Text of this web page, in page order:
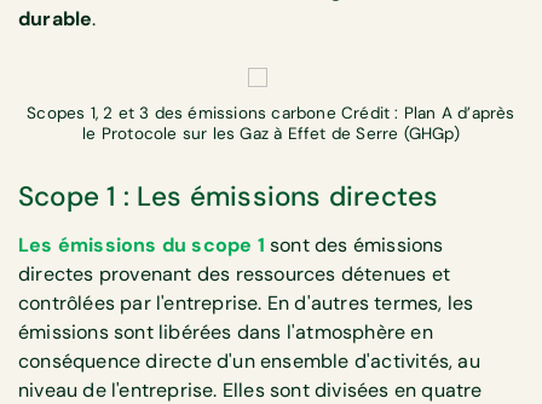
durable.
Scopes 1, 2 et 3 des émissions carbone Crédit : Plan A d’après
le Protocole sur les Gaz à Effet de Serre (GHGp)
Scope 1 : Les émissions directes
Les émissions du scope 1 sont des émissions
directes provenant des ressources détenues et
contrôlées par l'entreprise. En d'autres termes, les
émissions sont libérées dans l'atmosphère en
conséquence directe d'un ensemble d'activités, au
niveau de l'entreprise. Elles sont divisées en quatre